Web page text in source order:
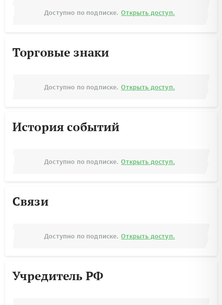
Доступно по подписке. Открыть доступ.
Торговые знаки
Доступно по подписке. Открыть доступ.
История событий
Доступно по подписке. Открыть доступ.
Связи
Доступно по подписке. Открыть доступ.
Учредитель РФ